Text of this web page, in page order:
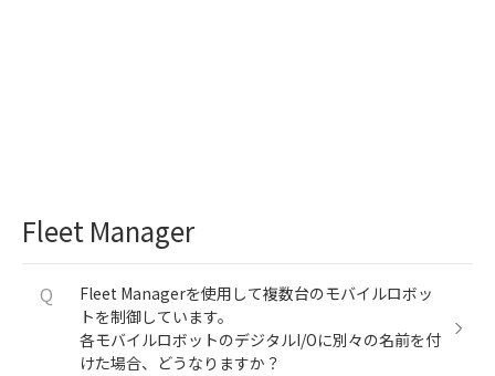
Fleet Manager
Q
Fleet Managerを使用して複数台のモバイルロボッ
トを制御しています。
各モバイルロボットのデジタルI/Oに別々の名前を付
けた場合、どうなりますか？